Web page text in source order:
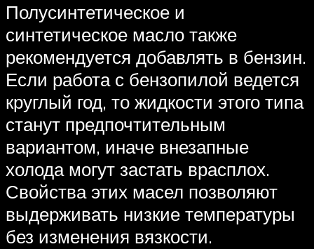
Полусинтетическое и
синтетическое масло также
рекомендуется добавлять в бензин.
Если работа с бензопилой ведется
круглый год, то жидкости этого типа
станут предпочтительным
вариантом, иначе внезапные
холода могут застать врасплох.
Свойства этих масел позволяют
выдерживать низкие температуры
без изменения вязкости.